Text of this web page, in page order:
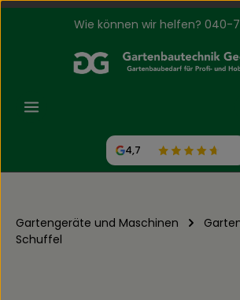
Zum Hauptinhalt springen
Wie können wir helfen? 040-
4,7
Gartengeräte und Maschinen
Schuffel